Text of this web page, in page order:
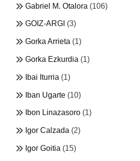
Gabriel M. Otalora (106)
GOIZ-ARGI (3)
Gorka Arrieta (1)
Gorka Ezkurdia (1)
Ibai Iturria (1)
Iban Ugarte (10)
Ibon Linazasoro (1)
Igor Calzada (2)
Igor Goitia (15)